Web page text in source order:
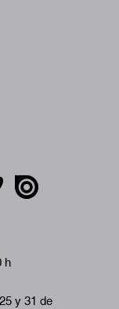
h
y 31 de